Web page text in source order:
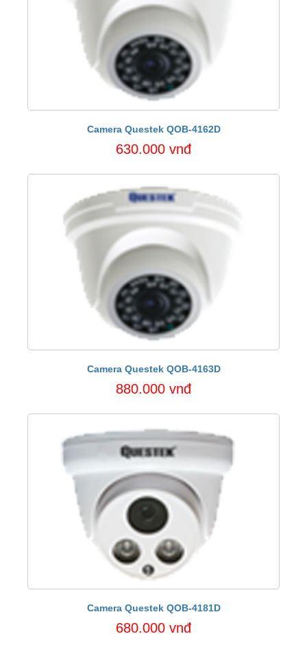
Camera Questek QOB-4162D
630.000 vnđ
Camera Questek QOB-4163D
880.000 vnđ
Camera Questek QOB-4181D
680.000 vnđ